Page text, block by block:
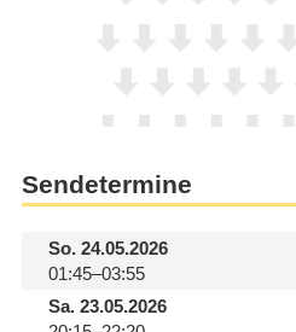
Sendetermine
So.24.05.2026
01:45–03:55
Sa.23.05.2026